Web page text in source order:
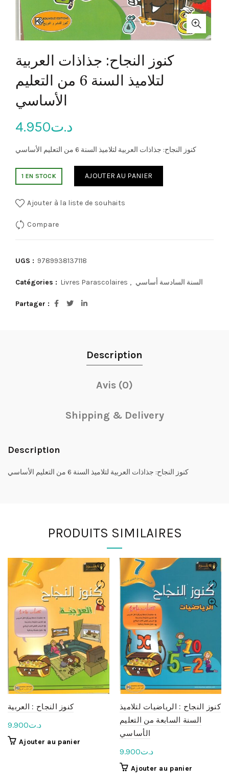
كنوز النجاح: جذاذات العربية
لتلاميذ السنة 6 من التعليم
الأساسي
د.ت4.950
كنوز النجاح: جذاذات العربية لتلاميذ السنة 6 من التعليم الأساسي
1 EN STOCK AJOUTER AU PANIER
Ajouter à la liste de souhaits
Compare
UGS : 9789938137118
Catégories : Livres Parascolaires , السنة السادسة أساسي
Partager
Description
Avis (0)
Shipping & Delivery
Description
كنوز النجاح: جذاذات العربية لتلاميذ السنة 6 من التعليم الأساسي
PRODUITS SIMILAIRES
كنوز النجاح : العربية
د.ت9.900
Ajouter au panier
كنوز النجاح : الرياضيات لتلاميذ
السنة السابعة من التعليم
الأساسي
د.ت9.900
Ajouter au panier